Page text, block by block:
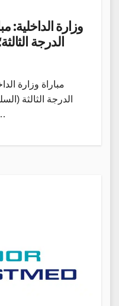
الدرجة الثالثة؛
تعلن وزارة